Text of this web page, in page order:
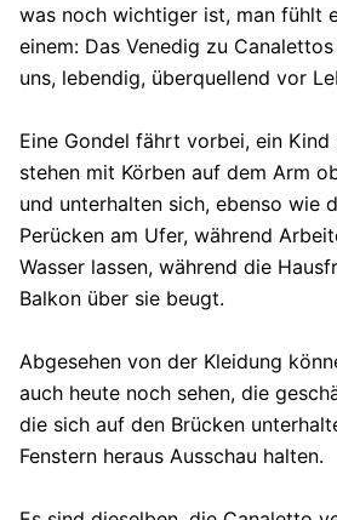
was noch wichtiger ist, man fühlt
einem: Das Venedig zu
uns, lebendig, überquellend vor
Eine Gondel fährt vorbei, ein
stehen mit Körben auf dem Arm
und unterhalten sich, ebenso wie
Perücken am Ufer, während
Wasser lassen, während die
Balkon über sie beugt.
Abgesehen von der Kleidung
auch heute noch sehen, die
die sich auf den Brücken
Fenstern heraus Ausschau halten.